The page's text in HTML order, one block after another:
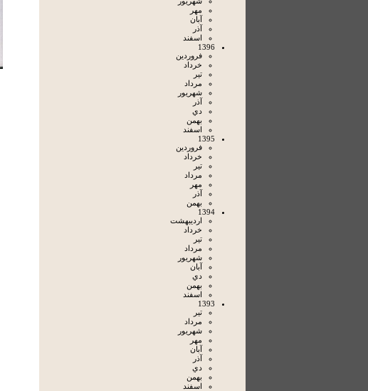
مهر
آبان
آذر
اسفند
1396
فروردين
خرداد
تير
مرداد
شهريور
آذر
دي
بهمن
اسفند
1395
فروردين
خرداد
تير
مرداد
مهر
آذر
بهمن
1394
ارديبهشت
خرداد
تير
مرداد
شهريور
آبان
دي
بهمن
اسفند
1393
تير
مرداد
شهريور
مهر
آبان
آذر
دي
بهمن
اسفند